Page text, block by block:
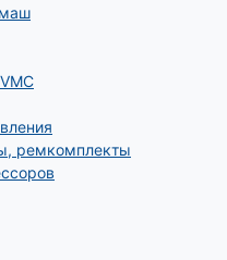
ремкомплекты